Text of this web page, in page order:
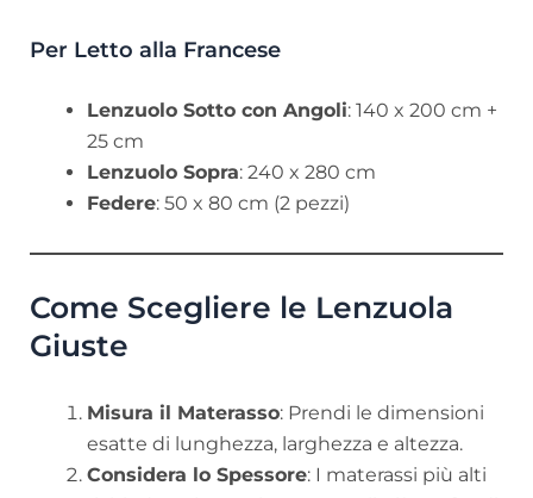
Per Letto alla Francese
Lenzuolo Sotto con Angoli: 140 x 200 cm +
25 cm
Lenzuolo Sopra: 240 x 280 cm
Federe: 50 x 80 cm (2 pezzi)
Come Scegliere le Lenzuola
Giuste
Misura il Materasso: Prendi le dimensioni
esatte di lunghezza, larghezza e altezza.
Considera lo Spessore: I materassi più alti